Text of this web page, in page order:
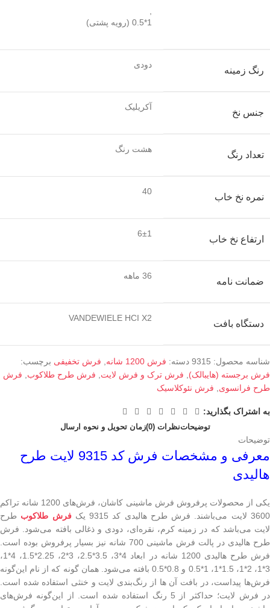
1*0.5 (رویه پشتی)
رنگ زمینه
دودی
جنس نخ
آکریلیک
تعداد رنگ
هشت رنگ
نمره نخ خاب
40
ارتفاع نخ خاب
6±1
ضمانت نامه
36 ماهه
دستگاه بافت
VANDEWIELE HCI X2
شناسه محصول: 9315 دسته: فرش 1200 شانه فرش تخفیفی برچسب:
فرش برجسته (هایبالک)
فرش ترک و فرش لایت فرش طرح طلاکوب
فرش
طرح فرانسوی
فرش نئوکلاسیک
به اشتراک بگذارید:
توضیحاتنظرات (0) زمان تحویل و نحوه ارسال
توضیحات
معرفی و مشخصات فرش کد 9315 لایت طرح
هالیدی
یکی از محصولات پرفروش فرش ماشینی کاشان، فرش‌های 1200 شانه تراکم
3600 لایت می‌باشند. فرش طرح هالیدی کد 9315 یک
فرش طلاکوب طرح
لایت می‌باشد که در زمینه کرم، نقره‌ای، دودی و ذغالی بافته می‌شود. فرش
طرح هالیدی در پالت فرش ماشینی 700 شانه نیز بسیار پرفروش بوده است.
فرش طرح هالیدی 1200 شانه در ابعاد 4*3، 3.5*2.5، 3*2، 2.25*1.5، 4*1،
3*1، 2*1، 1.5*1، 1*0.5 و 0.8*0.5 بافته می‌شود. همان گونه که از نام این‌گونه
فرش‌ها پیداست، در بافت آن ها از رنگ‌بندی لایت و خنثی استفاده شده است.
در فرش لایت؛ حداکثر از 5 رنگ استفاده شده است. از این‌گونه فرش‌های